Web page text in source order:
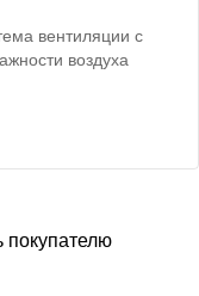
вентиляции с
воздуха